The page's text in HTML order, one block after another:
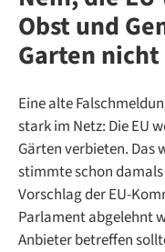
Obst und
Garten
Eine alte
stark im Netz: Die EU
Gärten verbieten. Das
stimmte schon
Vorschlag der EU-
Parlament abgelehnt
Anbieter betreffen